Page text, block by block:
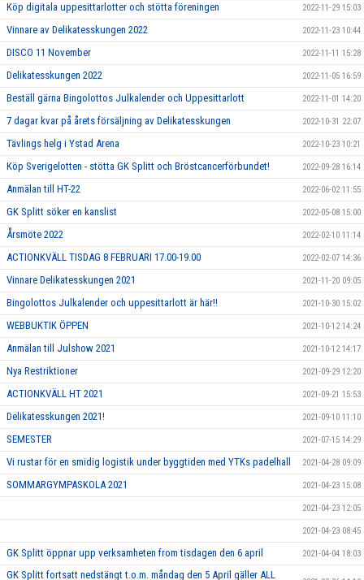
Köp digitala uppesittarlotter och stötta föreningen 2022-11-29 15:03
Vinnare av Delikatesskungen 2022 2022-11-23 10:44
DISCO 11 November 2022-11-11 15:28
Delikatesskungen 2022 2022-11-05 16:59
Beställ gärna Bingolottos Julkalender och Uppesittarlott 2022-11-01 14:20
7 dagar kvar på årets försäljning av Delikatesskungen 2022-10-31 22:07
Tävlings helg i Ystad Arena 2022-10-23 10:21
Köp Sverigelotten - stötta GK Splitt och Bröstcancerförbundet! 2022-09-28 16:14
Anmälan till HT-22 2022-06-02 11:55
GK Splitt söker en kanslist 2022-05-08 15:00
Årsmöte 2022 2022-02-10 11:14
ACTIONKVÄLL TISDAG 8 FEBRUARI 17.00-19.00 2022-02-07 14:36
Vinnare Delikatesskungen 2021 2021-11-20 09:05
Bingolottos Julkalender och uppesittarlott är här!! 2021-10-30 15:02
WEBBUKTIK ÖPPEN 2021-10-12 14:24
Anmälan till Julshow 2021 2021-10-12 14:17
Nya Restriktioner 2021-09-29 12:20
ACTIONKVÄLL HT 2021 2021-09-21 15:53
Delikatesskungen 2021! 2021-09-10 11:10
SEMESTER 2021-07-15 14:29
Vi rustar för en smidig logistik under byggtiden med YTKs padelhall 2021-04-28 09:09
SOMMARGYMPASKOLA 2021 2021-04-23 15:08
2021-04-23 12:05
2021-04-23 08:45
GK Splitt öppnar upp verksamheten from tisdagen den 6 april 2021-04-04 18:03
GK Splitt fortsatt nedstängt t.o.m. måndag den 5 April gäller ALL